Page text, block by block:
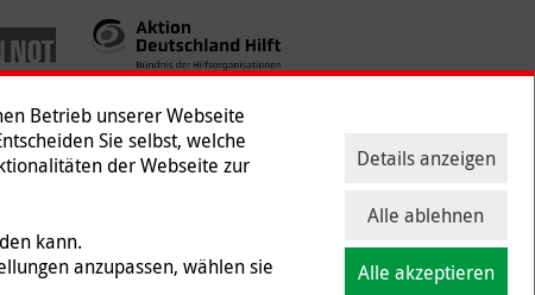
| Presse
Gewerbesteuer befreit ist (Steuernummer
Betrieb unserer Webseite
Sie selbst, welche
der Webseite zur
kann.
anzupassen, wählen sie
Alle ablehnen
Alle akzeptieren
Details anzeigen